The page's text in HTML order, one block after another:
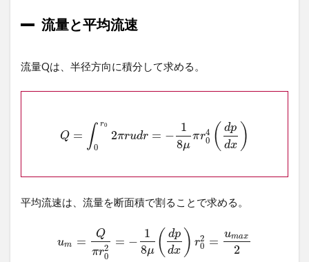
流量と平均流速
流量Qは、半径方向に積分して求める。
Q = ∫ r0
0
2πrudr = −
1
8μ
πr4
0 ( dp
dx )
平均流速は、流量を断面積で割ることで求める。
um =
Q
πr2
0
= −
1
8μ ( dp
dx ) r2
0 =
umax
2